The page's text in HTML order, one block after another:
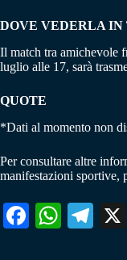
DOVE VEDERLA IN
Il match tra amichevole
luglio alle 17, sarà
QUOTE
*Dati al momento non
Per consultare altre
manifestazioni sportive,
Fa W
Te